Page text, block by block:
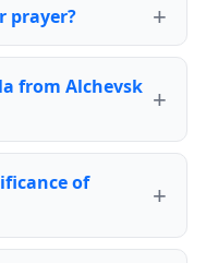
prayer?
from Alchevsk
of